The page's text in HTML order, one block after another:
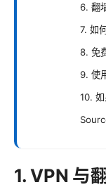
6. 翻
7. 如
8. 免
9. 使
10.
1. VPN 与